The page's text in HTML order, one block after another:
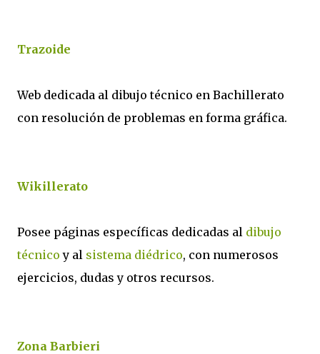
Trazoide
Web dedicada al dibujo técnico en Bachillerato
con resolución de problemas en forma gráfica.
Wikillerato
Posee páginas específicas dedicadas al dibujo
técnico y al sistema diédrico, con numerosos
ejercicios, dudas y otros recursos.
Zona Barbieri